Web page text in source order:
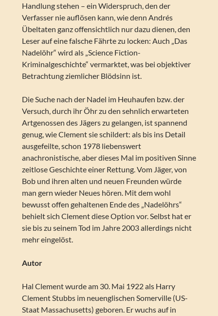
Handlung stehen – ein Widerspruch, den der
Verfasser nie auflösen kann, wie denn Andrés
Übeltaten ganz offensichtlich nur dazu dienen, den
Leser auf eine falsche Fährte zu locken: Auch „Das
Nadelöhr“ wird als „Science Fiction-
Kriminalgeschichte“ vermarktet, was bei objektiver
Betrachtung ziemlicher Blödsinn ist.
Die Suche nach der Nadel im Heuhaufen bzw. der
Versuch, durch ihr Öhr zu den sehnlich erwarteten
Artgenossen des Jägers zu gelangen, ist spannend
genug, wie Clement sie schildert: als bis ins Detail
ausgefeilte, schon 1978 liebenswert
anachronistische, aber dieses Mal im positiven Sinne
zeitlose Geschichte einer Rettung. Vom Jäger, von
Bob und ihren alten und neuen Freunden würde
man gern wieder Neues hören. Mit dem wohl
bewusst offen gehaltenen Ende des „Nadelöhrs“
behielt sich Clement diese Option vor. Selbst hat er
sie bis zu seinem Tod im Jahre 2003 allerdings nicht
mehr eingelöst.
Autor
Hal Clement wurde am 30. Mai 1922 als Harry
Clement Stubbs im neuenglischen Somerville (US-
Staat Massachusetts) geboren. Er wuchs auf in